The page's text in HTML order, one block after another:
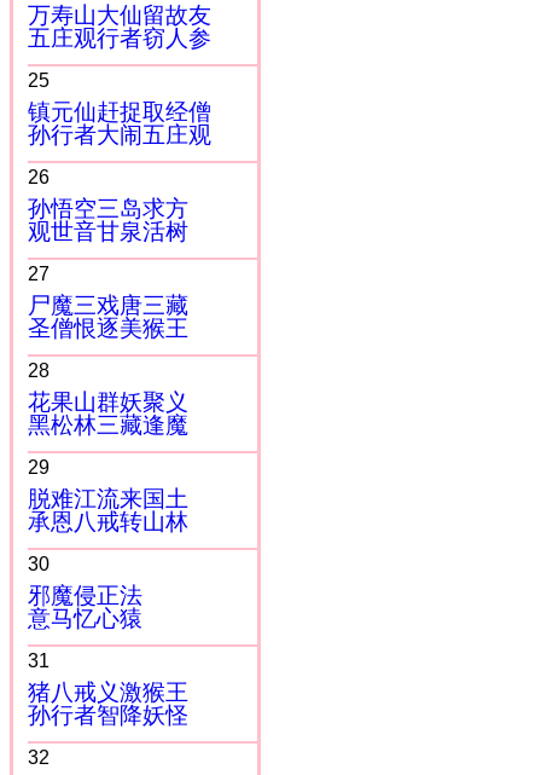
万寿山大仙留故友
五庄观行者窃人参
25
镇元仙赶捉取经僧
孙行者大闹五庄观
26
孙悟空三岛求方
观世音甘泉活树
27
尸魔三戏唐三藏
圣僧恨逐美猴王
28
花果山群妖聚义
黑松林三藏逢魔
29
脱难江流来国土
承恩八戒转山林
30
邪魔侵正法
意马忆心猿
31
猪八戒义激猴王
孙行者智降妖怪
32